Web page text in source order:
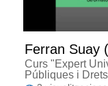
Ferran Suay
Curs "Expert
Públiques i